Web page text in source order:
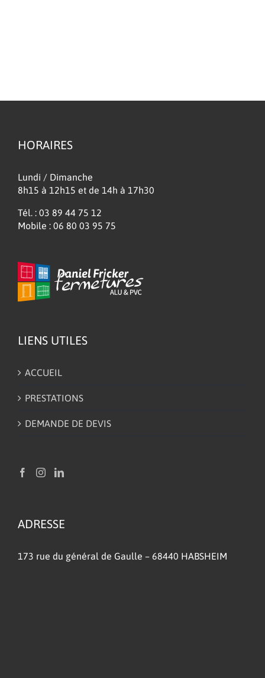
HORAIRES
Lundi / Dimanche
8h15 à 12h15 et de 14h à 17h30
Tél. : 03 89 44 75 12
Mobile : 06 80 03 95 75
LIENS UTILES
ACCUEIL
PRESTATIONS
DEMANDE DE DEVIS
ADRESSE
173 rue du général de Gaulle – 68440 HABSHEIM